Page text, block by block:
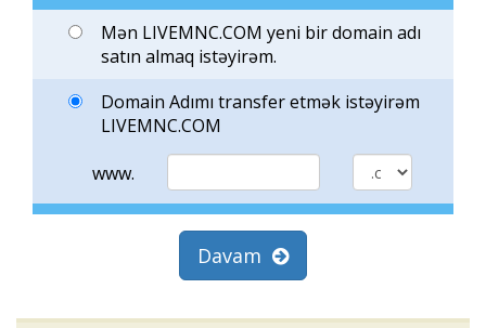
Mən LIVEMNC.COM yeni bir domain adı
satın almaq istəyirəm.
Domain Adımı transfer etmək istəyirəm
LIVEMNC.COM
www.
Davam